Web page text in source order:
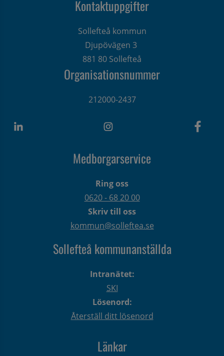
Kontaktuppgifter
Sollefteå kommun
Djupövägen 3
881 80 Sollefteå
Organisationsnummer
212000-2437
Medborgarservice
Ring oss
0620 - 68 20 00
Skriv till oss
kommun@solleftea.se
Sollefteå kommunanställda
Intranätet:
SKI
Lösenord:
Återställ ditt lösenord
Länkar